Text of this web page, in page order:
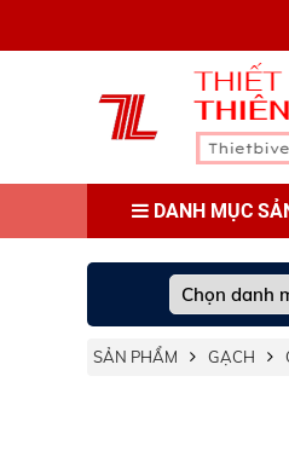
DANH MỤC
SẢN PHẨM GẠCH